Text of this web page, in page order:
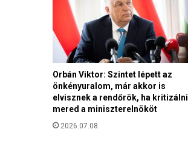
á
a
,
n
ő
a
g
Orbán Viktor: Szintet lépett az
önkényuralom, már akkor is
elvisznek a rendőrök, ha kritizálni
mered a miniszterelnököt
2026.07.08.